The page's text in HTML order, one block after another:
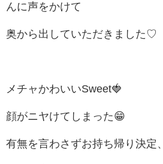
んに声をかけて
奥から出していただきました♡
メチャかわいいSweet🍓
顔がニヤけてしまった😁
有無を言わさずお持ち帰り決定、